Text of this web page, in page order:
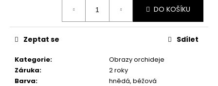
DO KOŠÍKU
Kategorie:
Obrazy orchideje
Záruka:
2 roky
Barva:
hnědá, béžová
Zeptat se Sdílet
OKNO
STROM
599
Kč